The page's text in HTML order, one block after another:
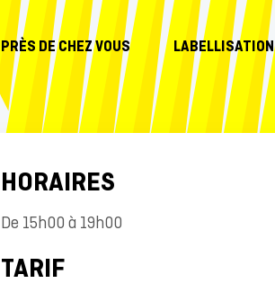
PRÈS DE CHEZ VOUS LABELLISATION
HORAIRES
De 15h00 à 19h00
TARIF